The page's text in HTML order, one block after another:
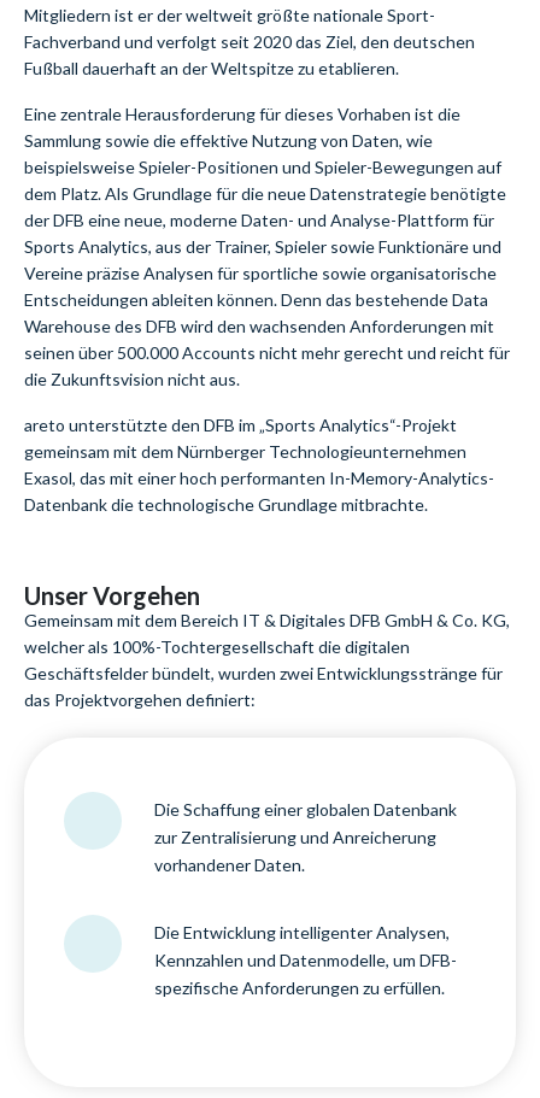
Mitgliedern ist er der weltweit größte nationale Sport-
Fachverband und verfolgt seit 2020 das Ziel, den deutschen
Fußball dauerhaft an der Weltspitze zu etablieren.
Eine zentrale Herausforderung für dieses Vorhaben ist die
Sammlung sowie die effektive Nutzung von Daten, wie
beispielsweise Spieler-Positionen und Spieler-Bewegungen auf
dem Platz. Als Grundlage für die neue Datenstrategie benötigte
der DFB eine neue, moderne Daten- und Analyse-Plattform für
Sports Analytics, aus der Trainer, Spieler sowie Funktionäre und
Vereine präzise Analysen für sportliche sowie organisatorische
Entscheidungen ableiten können. Denn das bestehende Data
Warehouse des DFB wird den wachsenden Anforderungen mit
seinen über 500.000 Accounts nicht mehr gerecht und reicht für
die Zukunftsvision nicht aus.
areto unterstützte den DFB im „Sports Analytics“-Projekt
gemeinsam mit dem Nürnberger Technologieunternehmen
Exasol, das mit einer hoch performanten In-Memory-Analytics-
Datenbank die technologische Grundlage mitbrachte.
Unser Vorgehen
Gemeinsam mit dem Bereich IT & Digitales DFB GmbH & Co. KG,
welcher als 100%-Tochtergesellschaft die digitalen
Geschäftsfelder bündelt, wurden zwei Entwicklungsstränge für
das Projektvorgehen definiert:
Die Schaffung einer globalen Datenbank
zur Zentralisierung und Anreicherung
vorhandener Daten.
Die Entwicklung intelligenter Analysen,
Kennzahlen und Datenmodelle, um DFB-
spezifische Anforderungen zu erfüllen.